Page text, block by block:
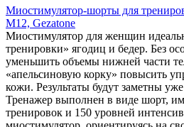
Миостимулятор-шорты для
M12, Gezatone
Миостимулятор для женщин
тренировки» ягодиц и бедер. Без
уменьшить объемы нижней части
«апельсиновую корку» повысить
кожи. Результаты будут заметны уже
Тренажер выполнен в виде шорт,
тренировок и 150 уровней